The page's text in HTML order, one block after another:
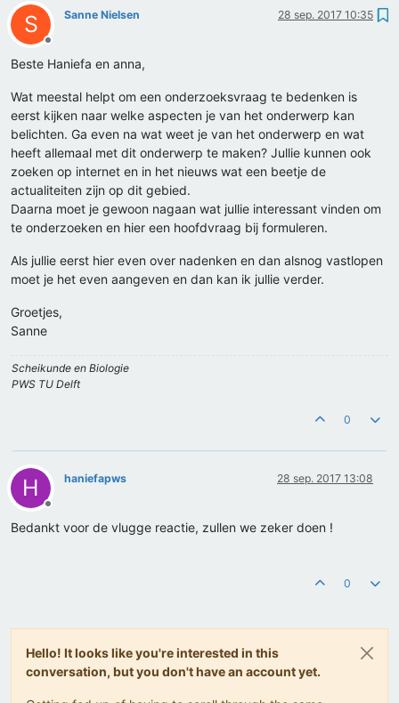
S
Offline
Sanne Nielsen 28 sep. 2017 10:35
Beste Haniefa en anna,
Wat meestal helpt om een onderzoeksvraag te bedenken is
eerst kijken naar welke aspecten je van het onderwerp kan
belichten. Ga even na wat weet je van het onderwerp en wat
heeft allemaal met dit onderwerp te maken? Jullie kunnen ook
zoeken op internet en in het nieuws wat een beetje de
actualiteiten zijn op dit gebied.
Daarna moet je gewoon nagaan wat jullie interessant vinden om
te onderzoeken en hier een hoofdvraag bij formuleren.
Als jullie eerst hier even over nadenken en dan alsnog vastlopen
moet je het even aangeven en dan kan ik jullie verder.
Groetjes,
Sanne
Scheikunde en Biologie
PWS TU Delft
0
H
Offline
haniefapws 28 sep. 2017 13:08
Bedankt voor de vlugge reactie, zullen we zeker doen !
0
Hello! It looks like you're interested in this
conversation, but you don't have an account yet.